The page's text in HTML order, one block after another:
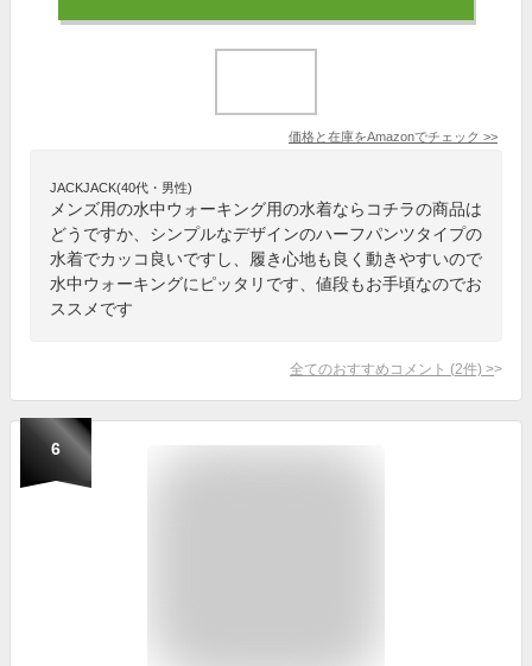
価格と在庫をAmazonでチェック >>
JACKJACK(40代・男性)
メンズ用の水中ウォーキング用の水着ならコチラの商品は
どうですか、シンプルなデザインのハーフパンツタイプの
水着でカッコ良いですし、履き心地も良く動きやすいので
水中ウォーキングにピッタリです、値段もお手頃なのでお
ススメです
全てのおすすめコメント (2件) >
6